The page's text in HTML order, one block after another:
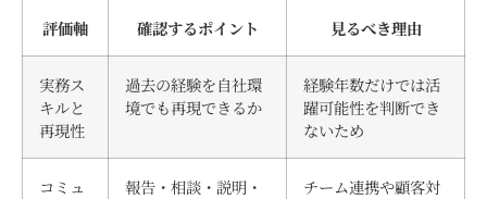
評価軸 確認するポイント 見るべき理由
実務ス
キルと
再現性
過去の経験を自社環
境でも再現できるか
経験年数だけでは活
躍可能性を判断でき
ないため
コミュ
報告・相談・説明・
チーム連携や顧客対